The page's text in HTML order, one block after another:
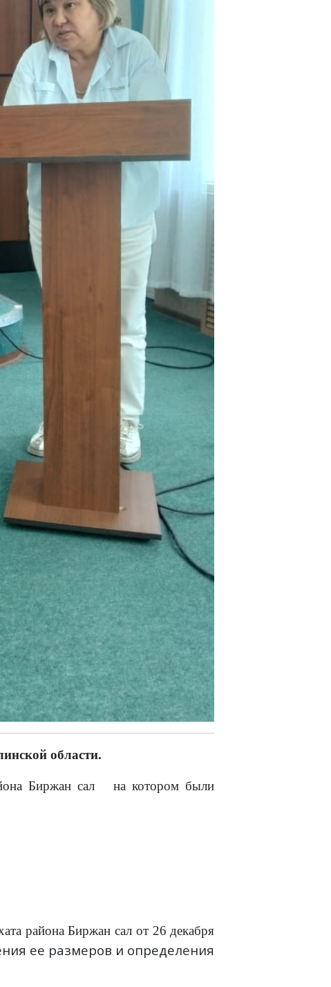
области.
Биржан сал на котором были
района Биржан сал от 26 декабря
ее размеров и определения